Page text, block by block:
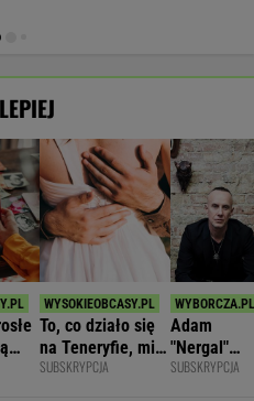
To, co działo się
na Teneryfie, mi
się należało. Nie
SUBSKRYPCJA
Adam
"Nergal"
Darski: Ja
SUBSKRYPCJA